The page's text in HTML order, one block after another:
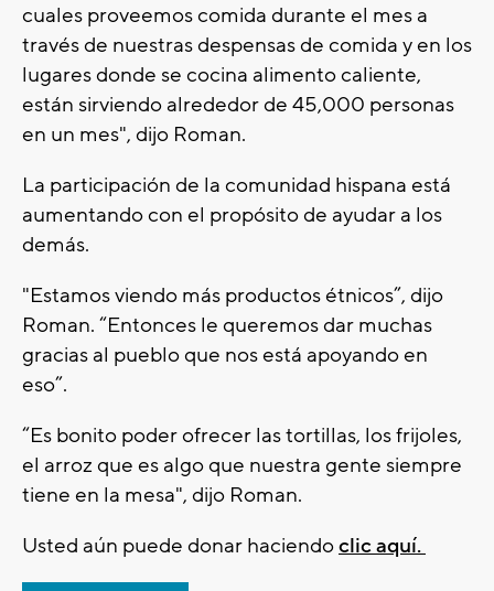
cuales proveemos comida durante el mes a
través de nuestras despensas de comida y en los
lugares donde se cocina alimento caliente,
están sirviendo alrededor de 45,000 personas
en un mes", dijo Roman.
La participación de la comunidad hispana está
aumentando con el propósito de ayudar a los
demás.
"Estamos viendo más productos étnicos”, dijo
Roman. “Entonces le queremos dar muchas
gracias al pueblo que nos está apoyando en
eso”.
“Es bonito poder ofrecer las tortillas, los frijoles,
el arroz que es algo que nuestra gente siempre
tiene en la mesa", dijo Roman.
Usted aún puede donar haciendoclic aquí.